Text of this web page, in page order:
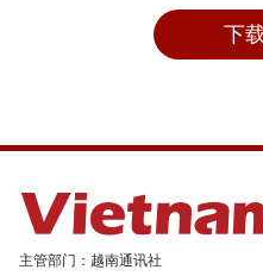
下
主管部门：越南通讯社